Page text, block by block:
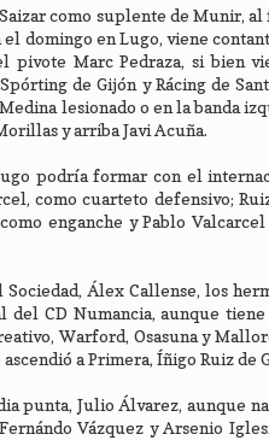
como suplente de Munir,
domingo en Lugo, viene
Marc Pedraza, si bien
de Gijón y Rácing de
lesionado o en la banda
y arriba Javi Acuña.
podría formar con el
como cuarteto defensivo;
enganche y Pablo
Álex Callense, los
CD Numancia, aunque
Warford, Osasuna y
a Primera, Íñigo Ruiz de
punta, Julio Álvarez, aunque
Vázquez y Arsenio